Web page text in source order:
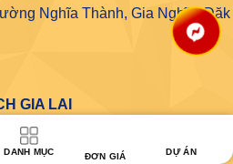
Nghĩa Thành, Gia Nghĩa, Đăk
GIA LAI
Chinh, Tổ 1, phường Chi
Gia Lai
DANH MỤC ĐƠN GIÁ DỰ ÁN